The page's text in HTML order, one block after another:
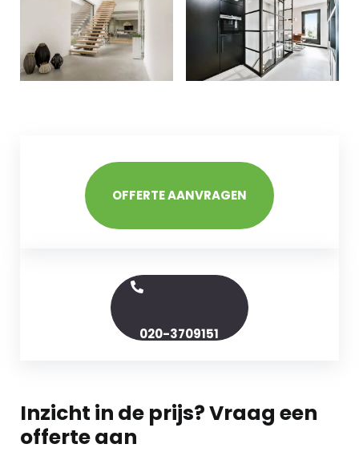
OFFERTE AANVRAGEN
020-3709151
Inzicht in de prijs? Vraag een
offerte aan